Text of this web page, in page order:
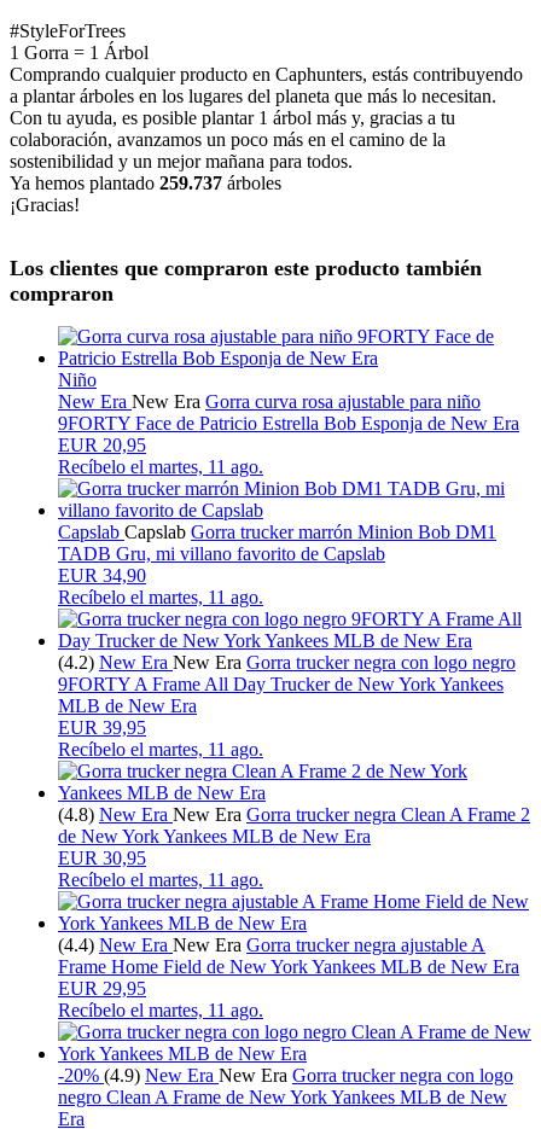
#StyleForTrees
1 Gorra = 1 Árbol
Comprando cualquier producto en Caphunters, estás contribuyendo
a plantar árboles en los lugares del planeta que más lo necesitan.
Con tu ayuda, es posible plantar 1 árbol más y, gracias a tu
colaboración, avanzamos un poco más en el camino de la
sostenibilidad y un mejor mañana para todos.
Ya hemos plantado 259.737 árboles
¡Gracias!
Los clientes que compraron este producto también
compraron
Niño
New Era New Era Gorra curva rosa ajustable para niño
9FORTY Face de Patricio Estrella Bob Esponja de New Era
EUR 20,95
Recíbelo el martes, 11 ago.
Capslab Capslab Gorra trucker marrón Minion Bob DM1
TADB Gru, mi villano favorito de Capslab
EUR 34,90
Recíbelo el martes, 11 ago.
(4.2) New Era New Era Gorra trucker negra con logo negro
9FORTY A Frame All Day Trucker de New York Yankees
MLB de New Era
EUR 39,95
Recíbelo el martes, 11 ago.
(4.8) New Era New Era Gorra trucker negra Clean A Frame 2
de New York Yankees MLB de New Era
EUR 30,95
Recíbelo el martes, 11 ago.
(4.4) New Era New Era Gorra trucker negra ajustable A
Frame Home Field de New York Yankees MLB de New Era
EUR 29,95
Recíbelo el martes, 11 ago.
-20% (4.9) New Era New Era Gorra trucker negra con logo
negro Clean A Frame de New York Yankees MLB de New
Era